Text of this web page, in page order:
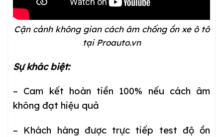
Cận cảnh không gian cách âm chống ồn xe ô tô
tại Proauto.vn
Sự khác biệt:
– Cam kết hoàn tiền 100% nếu cách âm
không đạt hiệu quả
– Khách hàng được trực tiếp test độ ồn